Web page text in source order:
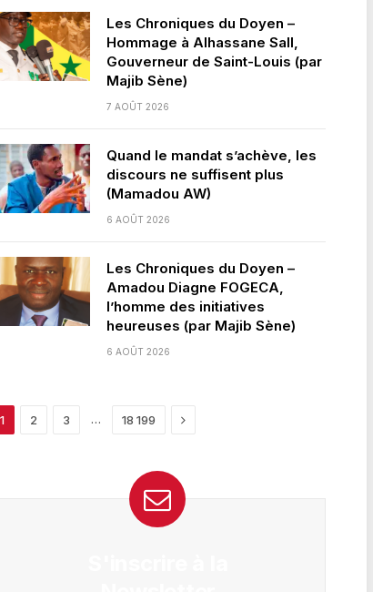
Les Chroniques du Doyen –
Hommage à Alhassane Sall,
Gouverneur de Saint-Louis (par
Majib Sène)
7 AOÛT 2026
Quand le mandat s’achève, les
discours ne suffisent plus
(Mamadou AW)
6 AOÛT 2026
Les Chroniques du Doyen –
Amadou Diagne FOGECA,
l’homme des initiatives
heureuses (par Majib Sène)
6 AOÛT 2026
1 2 3 … 18 199 Next